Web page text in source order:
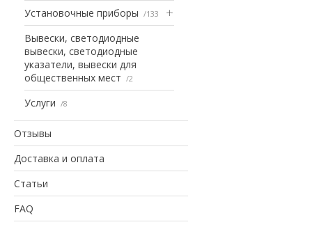
Установочные приборы 133
Вывески, светодиодные
вывески, светодиодные
указатели, вывески для
общественных мест
2
Услуги 8
Отзывы
Доставка и оплата
Статьи
FAQ